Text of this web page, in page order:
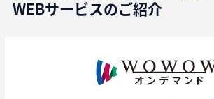
WEBサービスのご紹介